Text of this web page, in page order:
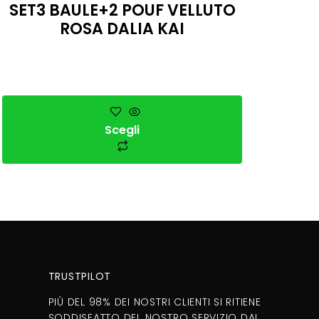
SET3 BAULE+2 POUF VELLUTO
ROSA DALIA KAI
Scegli
TRUSTPILOT
PIÙ DEL 98% DEI NOSTRI CLIENTI SI RITIENE